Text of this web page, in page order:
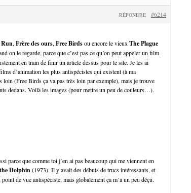
#6214
RÉPONDRE
, Frère des ours, Free Birdsou encore le vieux The Plague
on le regarde, parce que c’est pas ce qu’on peut appeler un film
en train de finir un article dessus pour le site. Je les ai
d’animation les plus antispécistes qui existent (à ma
loin (Free Birds ça va pas très loin par exemple), mais je trouve
dedans. Voilà les images (pour mettre un peu de couleurs…).
parce que comme toi j’en ai pas beaucoup qui me viennent en
Dolphin(1973). Il y avait des débuts de trucs intéressants, et
de vue antispéciste, mais globalement ça m’a un peu déçu.